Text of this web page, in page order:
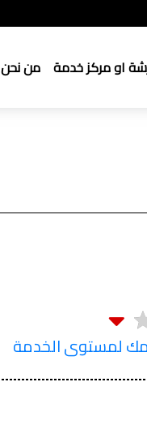
او مركز خدمة من نحن
لمستوى الخدمة